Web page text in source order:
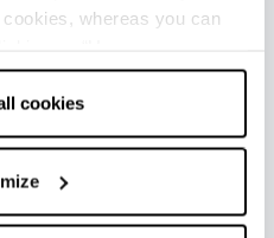
whereas you can
cookies for the
will be used.
cookies
(1277metri slm ) e circa
, per imboccare sulladestrail
700metriscende
su una pista forestale (1019
sullasinistrae in breve (300
dove imbocchiamo